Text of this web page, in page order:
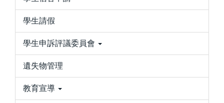
學生請假
學生申訴評議委員會
遺失物管理
教育宣導